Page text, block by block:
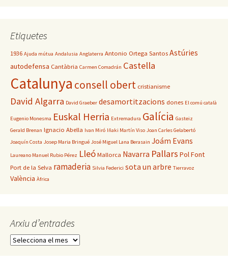
Etiquetes
1936 Ajuda mútua Andalusia Anglaterra Antonio Ortega Santos Astúries
autodefensa Cantàbria Carmen Comadrán Castella
Catalunya consell obert cristianisme
David Algarra David Graeber desamortitzacions dones El comú català
Eugenio Monesma Euskal Herria Extremadura Galícia Gasteiz
Gerald Brenan Ignacio Abella Ivan Miró Iñaki Martín Viso Joan Carles Gelabertó
Joaquín Costa Josep Maria Bringué José Miguel Lana Berasain Joám Evans
Laureano Manuel Rubio Pérez Lleó Mallorca Navarra Pallars Pol Font
Port de la Selva ramaderia Silvia Federici sota un arbre Tierravoz
València Àfrica
Arxiu d’entrades
Arxiu